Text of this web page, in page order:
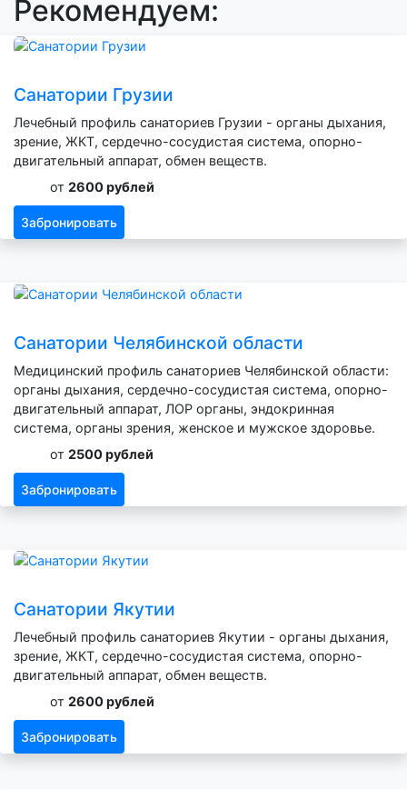
Рекомендуем:
Санатории Грузии
Лечебный профиль санаториев Грузии - органы дыхания,
зрение, ЖКТ, сердечно-сосудистая система, опорно-
двигательный аппарат, обмен веществ.
от 2600 рублей
Забронировать
Санатории Челябинской области
Медицинский профиль санаториев Челябинской области:
органы дыхания, сердечно-сосудистая система, опорно-
двигательный аппарат, ЛОР органы, эндокринная
система, органы зрения, женское и мужское здоровье.
от 2500 рублей
Забронировать
Санатории Якутии
Лечебный профиль санаториев Якутии - органы дыхания,
зрение, ЖКТ, сердечно-сосудистая система, опорно-
двигательный аппарат, обмен веществ.
от 2600 рублей
Забронировать